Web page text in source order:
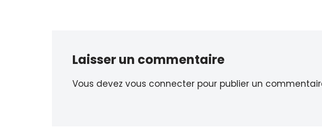
Laisser un commentaire
Vous devez vous connecter pour publier un